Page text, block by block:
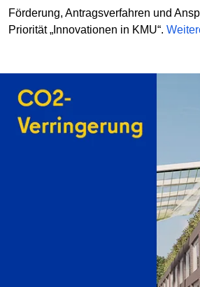
Förderung, Antragsverfahren und
Priorität „Innovationen in KMU“.